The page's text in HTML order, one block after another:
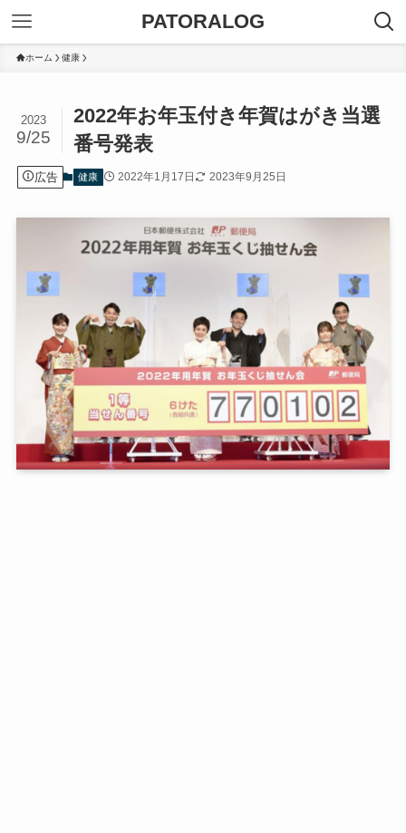
PATORALOG
ホーム 健康
2022年お年玉付き年賀はがき当選
番号発表
2023
9/25
広告 健康 2022年1月17日 2023年9月25日